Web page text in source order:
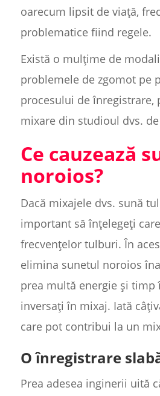
oarecum lipsit de viață,
problematice fiind regele.
Există o mulțime de
problemele de zgomot pe
procesului de înregistrare,
mixare din studioul dvs. de
Ce cauzează
noroios?
Dacă mixajele dvs. sună
important să înțelegeți
frecvențelor tulburi. În
elimina sunetul noroios
prea multă energie și timp
inversați în mixaj. Iată
care pot contribui la un
O înregistrare
Prea adesea inginerii uită